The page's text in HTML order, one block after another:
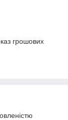
грошових